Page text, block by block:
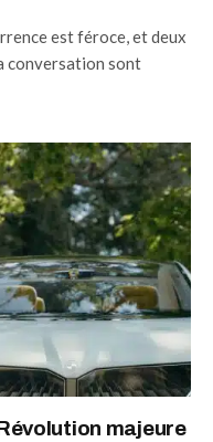
est féroce, et deux
conversation sont
majeure